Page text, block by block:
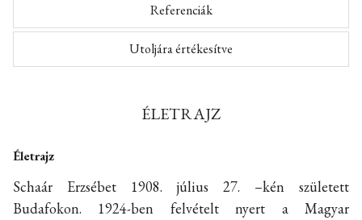
Referenciák
Utoljára értékesítve
ÉLETRAJZ
Életrajz
Schaár Erzsébet 1908. július 27. –kén született
Budafokon. 1924-ben felvételt nyert a Magyar